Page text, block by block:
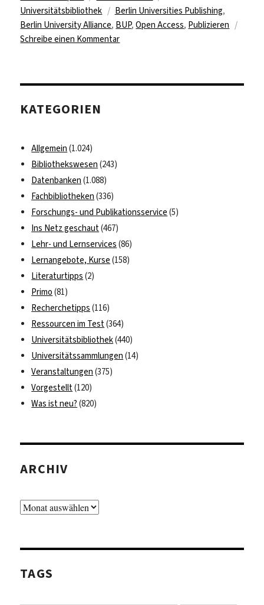
am
Universitätsbibliothek
Schlagwörter
Berlin Universities Publishing,
Berlin University Alliance, BUP,Open Access, Publizieren
Schreibe einen Kommentarzu
für
KATEGORIEN
Allgemein (1.024)
Bibliothekswesen (243)
Datenbanken (1.088)
Fachbibliotheken (336)
Forschungs- und Publikationsservice (5)
Ins Netz geschaut(467)
Lehr- und Lernservices (86)
Lernangebote, Kurse (158)
Literaturtipps (2)
Primo (81)
Recherchetipps (116)
Ressourcen im Test(364)
Universitätsbibliothek(440)
Universitätssammlungen (14)
Veranstaltungen (375)
Vorgestellt(120)
Was ist neu? (820)
ARCHIV
Archiv
TAGS